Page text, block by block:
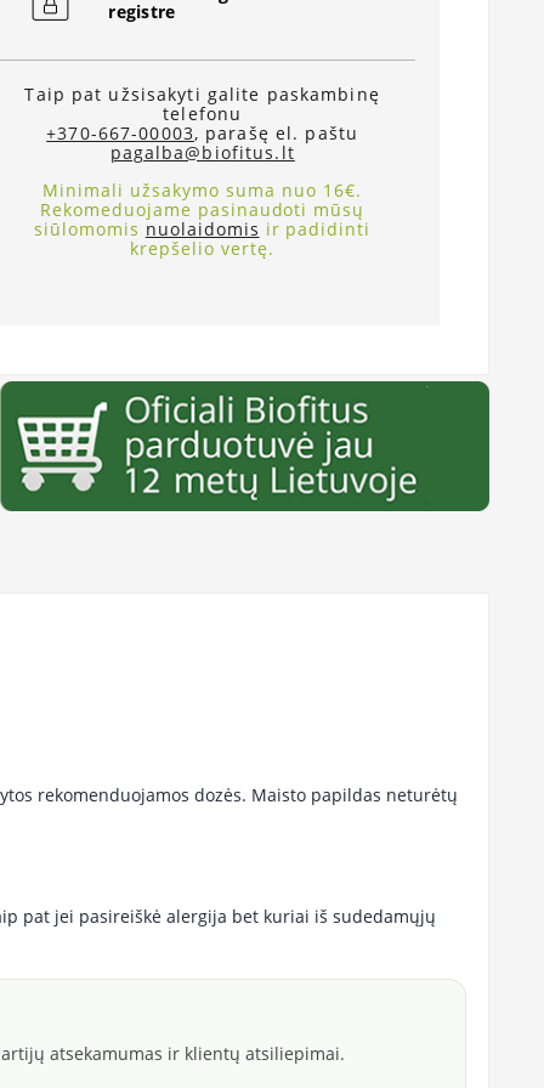
registre
Taip pat užsisakyti galite paskambinę
telefonu
+370-667-00003, parašę el. paštu
pagalba@biofitus.lt
Minimali užsakymo suma nuo 16€.
Rekomeduojame pasinaudoti mūsų
siūlomomis nuolaidomis ir padidinti
krepšelio vertę.
rekomenduojamos dozės. Maisto papildas neturėtų
pat jei pasireiškė alergija bet kuriai iš sudedamųjų
atsekamumas ir klientų atsiliepimai.